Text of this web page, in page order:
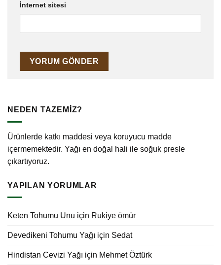
İnternet sitesi
NEDEN TAZEMİZ?
Ürünlerde katkı maddesi veya koruyucu madde
içermemektedir. Yağı en doğal hali ile soğuk presle
çıkartıyoruz.
YAPILAN YORUMLAR
Keten Tohumu Unu için Rukiye ömür
Devedikeni Tohumu Yağı için Sedat
Hindistan Cevizi Yağı için Mehmet Öztürk